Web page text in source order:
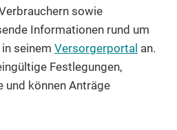
sowie
Informationen rund um
seinem Versorgerportal an.
Festlegungen,
und können Anträge